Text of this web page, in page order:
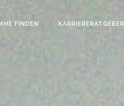
FINDEN KARRIERERATGEBER